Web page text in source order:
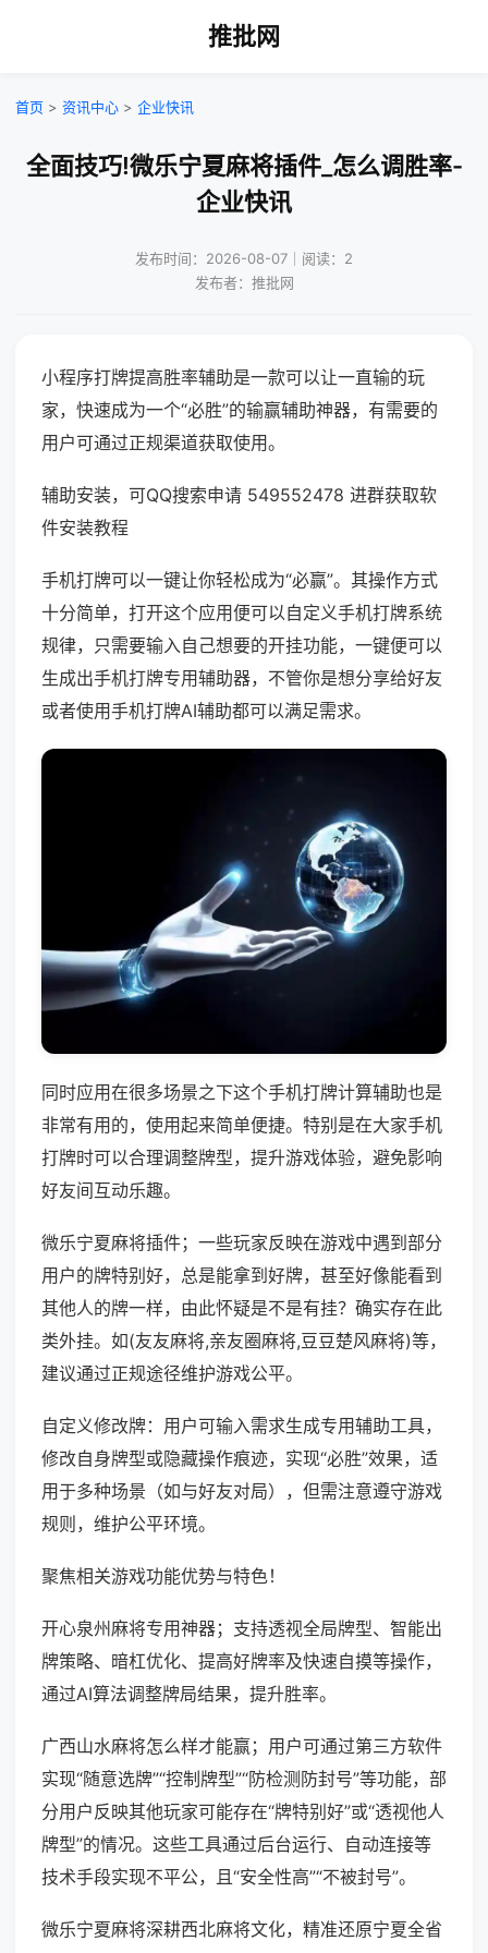
推批网
首页 > 资讯中心 > 企业快讯
全面技巧!微乐宁夏麻将插件_怎么调胜率-
企业快讯
发布时间：2026-08-07｜阅读：2
发布者：推批网
小程序打牌提高胜率辅助是一款可以让一直输的玩
家，快速成为一个“必胜”的输赢辅助神器，有需要的
用户可通过正规渠道获取使用。
辅助安装，可QQ搜索申请 549552478 进群获取软
件安装教程
手机打牌可以一键让你轻松成为“必赢”。其操作方式
十分简单，打开这个应用便可以自定义手机打牌系统
规律，只需要输入自己想要的开挂功能，一键便可以
生成出手机打牌专用辅助器，不管你是想分享给好友
或者使用手机打牌AI辅助都可以满足需求。
同时应用在很多场景之下这个手机打牌计算辅助也是
非常有用的，使用起来简单便捷。特别是在大家手机
打牌时可以合理调整牌型，提升游戏体验，避免影响
好友间互动乐趣。
微乐宁夏麻将插件；一些玩家反映在游戏中遇到部分
用户的牌特别好，总是能拿到好牌，甚至好像能看到
其他人的牌一样，由此怀疑是不是有挂？确实存在此
类外挂。如(友友麻将,亲友圈麻将,豆豆楚风麻将)等，
建议通过正规途径维护游戏公平。
自定义修改牌：用户可输入需求生成专用辅助工具，
修改自身牌型或隐藏操作痕迹，实现“必胜”效果，适
用于多种场景（如与好友对局），但需注意遵守游戏
规则，维护公平环境。
聚焦相关游戏功能优势与特色！
开心泉州麻将专用神器；支持透视全局牌型、智能出
牌策略、暗杠优化、提高好牌率及快速自摸等操作，
通过AI算法调整牌局结果，提升胜率。
广西山水麻将怎么样才能赢；用户可通过第三方软件
实现“随意选牌”“控制牌型”“防检测防封号”等功能，部
分用户反映其他玩家可能存在“牌特别好”或“透视他人
牌型”的情况。这些工具通过后台运行、自动连接等
技术手段实现不平公，且“安全性高”“不被封号”。
微乐宁夏麻将深耕西北麻将文化，精准还原宁夏全省